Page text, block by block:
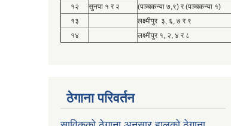
१२
सुनपा १ र २
(पञ्चकन्या ७,९) र (पञ्चकन्या १)
१३
लक्ष्मीपुर ३, ६, ७ र ९
१४
लक्ष्मीपुर १, २, ४ र ८
ठेगाना परिवर्तन